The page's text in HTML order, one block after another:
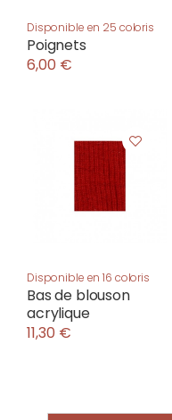
Disponible en 25 coloris
Poignets
6,00 €
Disponible en 16 coloris
Bas de blouson
acrylique
11,30 €